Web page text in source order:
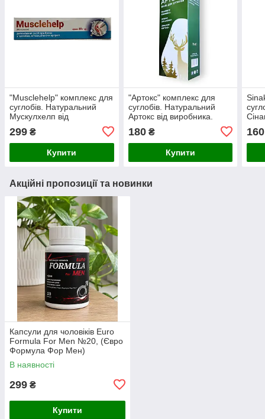
"Musclehelp" комплекс для
суглобів. Натуральний
Мускулхелп від
сайт.
299 ₴
Купити
"Артокс" комплекс для
суглобів. Натуральний
Артокс від виробника.
180₴
Купити
160
Акційні пропозиції та новинки
Капсули для чоловіків Euro
Formula For Men №20, (Євро
Формула Фор Мен)
В наявності
299 ₴
Купити